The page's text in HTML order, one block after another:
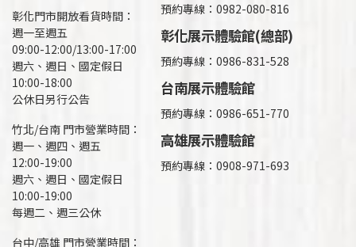
彰化門市開放看貨時間：
週一至週五
09:00-12:00/13:00-17:00
週六、週日、國定假日
10:00-18:00
公休日另行公告
竹北/台南 門市營業時間：
週一、週四、週五
12:00-19:00
週六、週日、國定假日
10:00-19:00
每週二、週三公休
台中/高雄 門市營業時間：
預約專線：0982-080-816
彰化展示體驗館(總部)
預約專線： 0986-831-528
台南展示體驗館
預約專線：0986-651-770
高雄展示體驗館
預約專線： 0908-971-693